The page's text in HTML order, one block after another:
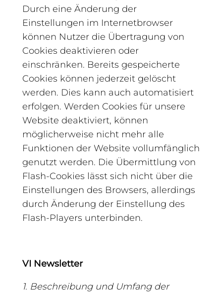
Durch eine Änderung der
Einstellungen im Internetbrowser
können Nutzer die Übertragung von
Cookies deaktivieren oder
einschränken. Bereits gespeicherte
Cookies können jederzeit gelöscht
werden. Dies kann auch automatisiert
erfolgen. Werden Cookies für unsere
Website deaktiviert, können
möglicherweise nicht mehr alle
Funktionen der Website vollumfänglich
genutzt werden. Die Übermittlung von
Flash-Cookies lässt sich nicht über die
Einstellungen des Browsers, allerdings
durch Änderung der Einstellung des
Flash-Players unterbinden.
VI Newsletter
1. Beschreibung und Umfang der